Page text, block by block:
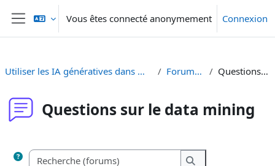
Passer au contenu principal
Panneau latéral
Vous êtes connecté anonymement Connexion
Utiliser les IA génératives dans Moodle - Generative KI in Moodle einsetzen Forums de discussion Questions sur le data mining
Questions sur le data mining
Recherche (forums)